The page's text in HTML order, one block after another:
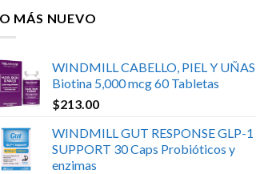
MÁS NUEVO
WINDMILL CABELLO, PIEL Y UÑAS
Biotina 5,000 mcg 60 Tabletas
$213.00
WINDMILL GUT RESPONSE GLP-1
SUPPORT 30 Caps Probióticos y
enzimas